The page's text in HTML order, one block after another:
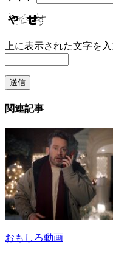
上に表示された文字を
関連記事
おもしろ動画